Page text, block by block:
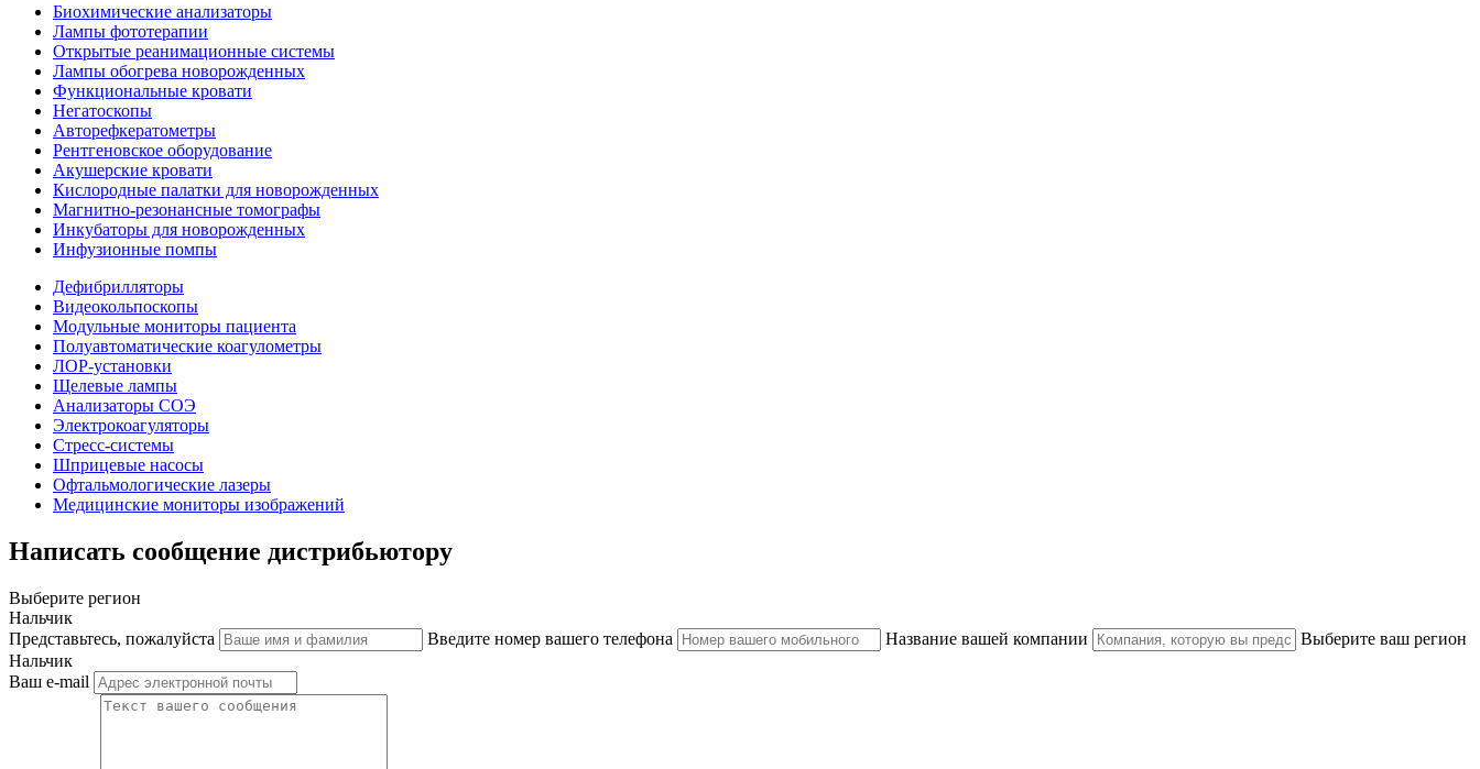
Биохимические анализаторы
Лампы фототерапии
Открытые реанимационные системы
Лампы обогрева новорожденных
Функциональные кровати
Негатоскопы
Авторефкератометры
Рентгеновское оборудование
Акушерские кровати
Кислородные палатки для новорожденных
Магнитно-резонансные томографы
Инкубаторы для новорожденных
Инфузионные помпы
Дефибрилляторы
Видеокольпоскопы
Модульные мониторы пациента
Полуавтоматические коагулометры
ЛОР-установки
Щелевые лампы
Анализаторы СОЭ
Электрокоагуляторы
Стресс-системы
Шприцевые насосы
Офтальмологические лазеры
Медицинские мониторы изображений
Написать сообщение дистрибьютору
Выберите регион
Нальчик
Представьтесь, пожалуйста
Введите номер вашего телефона Название вашей компании
Выберите ваш регион
Нальчик
Ваш e-mail